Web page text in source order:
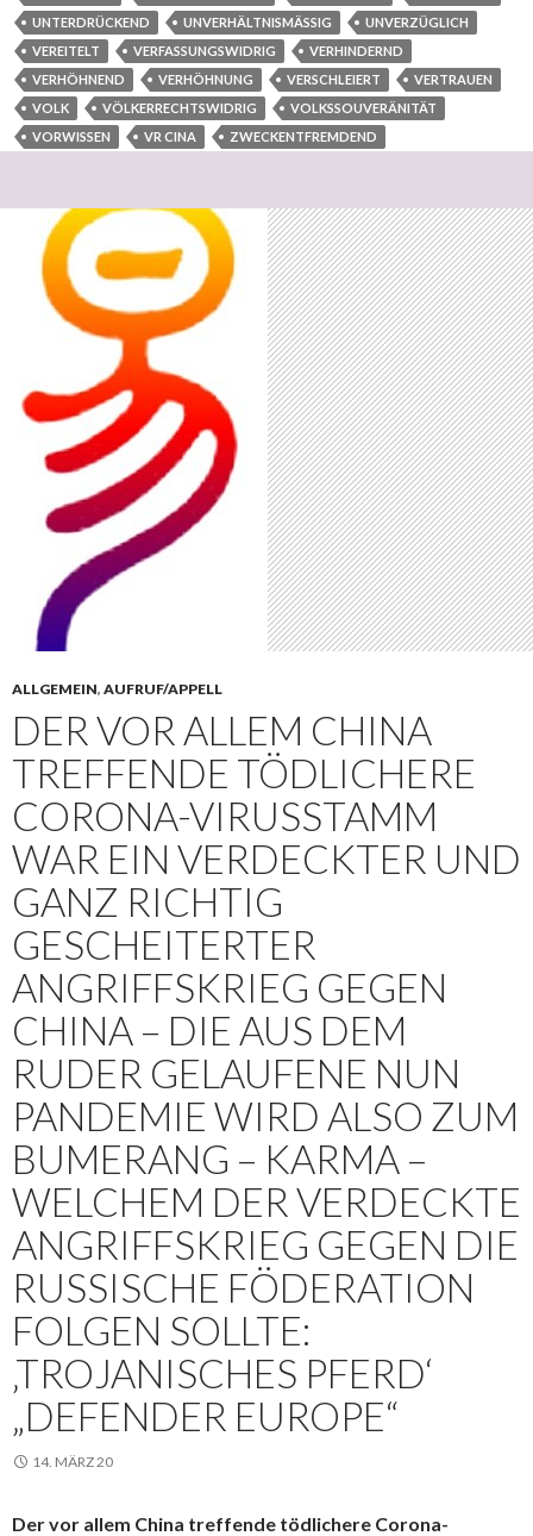
UNTERDRÜCKEND
UNVERHÄLTNISMÄSSIG
UNVERZÜGLICH
VEREITELT
VERFASSUNGSWIDRIG
VERHINDERND
VERHÖHNEND
VERHÖHNUNG VERSCHLEIERT
VERTRAUEN
VOLK
VÖLKERRECHTSWIDRIG
VOLKSSOUVERÄNITÄT
VORWISSEN
VR CINA ZWECKENTFREMDEND
ALLGEMEIN, AUFRUF/APPELL
DER VOR ALLEM CHINA
TREFFENDE TÖDLICHERE
CORONA-VIRUSSTAMM
WAR EIN VERDECKTER UND
GANZ RICHTIG
GESCHEITERTER
ANGRIFFSKRIEG GEGEN
CHINA – DIE AUS DEM
RUDER GELAUFENE NUN
PANDEMIE WIRD ALSO ZUM
BUMERANG – KARMA –
WELCHEM DER VERDECKTE
ANGRIFFSKRIEG GEGEN DIE
RUSSISCHE FÖDERATION
FOLGEN SOLLTE:
‚TROJANISCHES PFERD‘
„DEFENDER EUROPE“
14. MÄRZ 20
Der vor allem China treffende tödlichere Corona-